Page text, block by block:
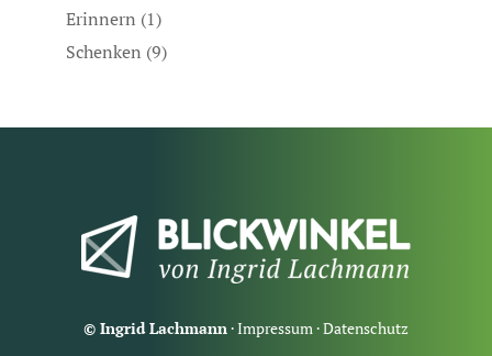
Erinnern (1)
Schenken (9)
© Ingrid Lachmann·Impressum·Datenschutz